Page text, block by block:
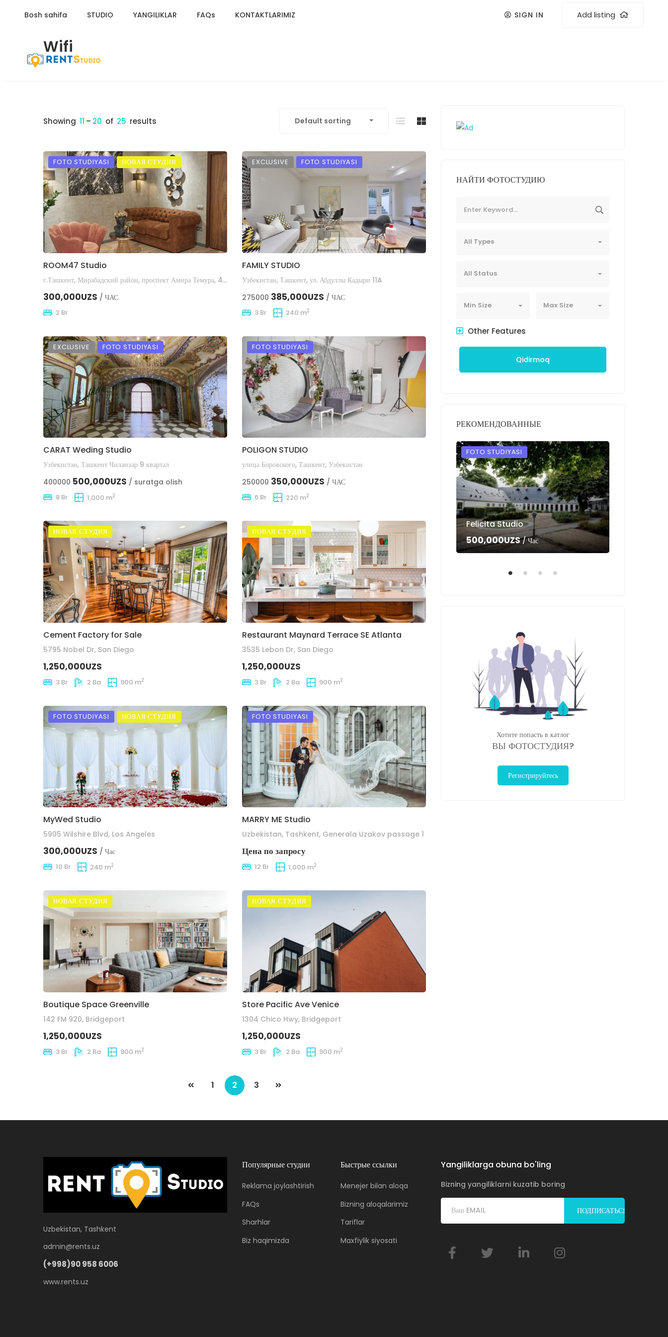
Bosh sahifa STUDIO YANGILIKLAR FAQs KONTAKTLARIMIZ SIGN IN Add listing
Wifi
HOME WIFI
Showing 11 – 20 of 25 results Default sorting
FOTO STUDIYASI НОВАЯ СТУДИЯ
ROOM47 Studio
г.Ташкент, Мирабадский район, проспект Амира Темура, 47, Tashkent 100047, Узбекистан
300,000UZS / ЧАС
2 Br
EXCLUSIVE FOTO STUDIYASI
FAMILY STUDIO
Узбекистан, Ташкент, ул. Абдуллы Кадыри 11A
275000 385,000UZS / ЧАС
3 Br 240 m2
EXCLUSIVE FOTO STUDIYASI
CARAT Weding Studio
Узбекистан, Ташкент Чиланзар 9 квартал
400000 500,000UZS / suratga olish
8 Br 1,000 m2
FOTO STUDIYASI
POLIGON STUDIO
улица Боровского, Ташкент, Узбекистан
250000 350,000UZS / ЧАС
6 Br 220 m2
НОВАЯ СТУДИЯ
Cement Factory for Sale
5795 Nobel Dr, San Diego
1,250,000UZS
3 Br 2 Ba 900 m2
НОВАЯ СТУДИЯ
Restaurant Maynard Terrace SE Atlanta
3535 Lebon Dr, San Diego
1,250,000UZS
3 Br 2 Ba 900 m2
FOTO STUDIYASI НОВАЯ СТУДИЯ
MyWed Studio
5905 Wilshire Blvd, Los Angeles
300,000UZS / Час
10 Br 240 m2
FOTO STUDIYASI
MARRY ME Studio
Uzbekistan, Tashkent, Generala Uzakov passage 1
Цена по запросу
12 Br 1,000 m2
НОВАЯ СТУДИЯ
Boutique Space Greenville
142 FM 920, Bridgeport
1,250,000UZS
3 Br 2 Ba 900 m2
НОВАЯ СТУДИЯ
Store Pacific Ave Venice
1304 Chico Hwy, Bridgeport
1,250,000UZS
3 Br 2 Ba 900 m2
1 2 3
НАЙТИ ФОТОСТУДИЮ
All Types
All Status
Min Size Max Size
Other Features
Qidirmoq
РЕКОМЕНДОВАННЫЕ
FOTO STUDIYASI
Felicita Studio
500,000UZS / Час
Хотите попасть в катлог
ВЫ ФОТОСТУДИЯ?
Регистрируйтесь
Uzbekistan, Tashkent
admin@rents.uz
(+998)90 958 6006
www.rents.uz
Популярные студии
Reklama joylashtirish
FAQs
Sharhlar
Biz haqimizda
Быстрые ссылки
Menejer bilan aloqa
Bizning aloqalarimiz
Tariflar
Maxfiylik siyosati
Yangiliklarga obuna bo'ling
Bizning yangiliklarni kuzatib boring